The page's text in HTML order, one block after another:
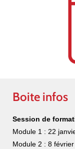
Boite infos
Session de
Module 1 : 22
Module 2 : 8